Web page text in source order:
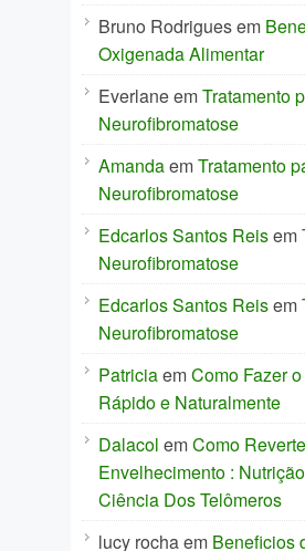
Bruno Rodriguesem
Oxigenada Alimentar
EverlaneemTratamento
Neurofibromatose
AmandaemTratamento
Neurofibromatose
Edcarlos Santos Reisem
Neurofibromatose
Edcarlos Santos Reisem
Neurofibromatose
PatriciaemComo Fazer
Rápido e Naturalmente
Dalacol emComo
Envelhecimento :
Ciência Dos Telômeros
lucy rochaem Beneficios